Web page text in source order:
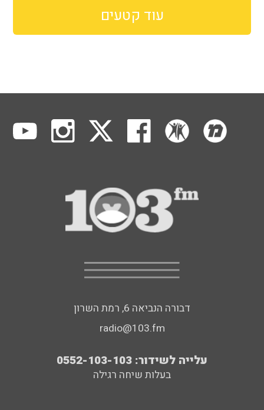
עוד קטעים
דבורה הנביאה 6, רמת השרון
radio@103.fm
עלייה לשידור: 0552-103-103
בעלות שיחה רגילה